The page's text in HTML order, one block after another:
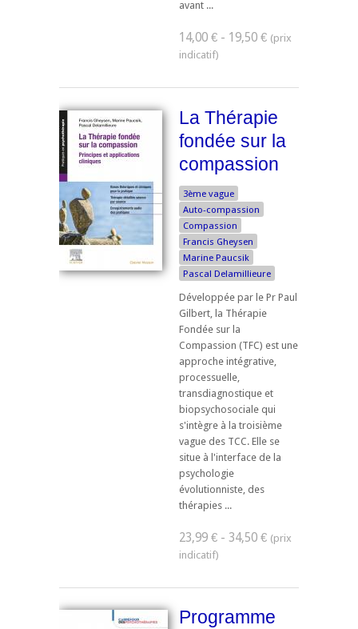
avant ...
14,00 € - 19,50 €
La Thérapie
fondée sur la
compassion
3ème vague
Auto-compassion
Compassion
Francis Gheysen
Marine Paucsik
Pascal Delamillieure
Développée par le Pr Paul
Gilbert, la Thérapie
Fondée sur la
Compassion (TFC) est une
approche intégrative,
processuelle,
transdiagnostique et
biopsychosociale qui
s'intègre à la troisième
vague des TCC. Elle se
situe à l'interface de la
psychologie
évolutionniste, des
thérapies ...
23,99 € - 34,50 €
Programme